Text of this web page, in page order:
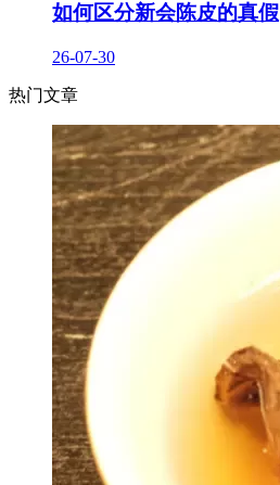
如何区分新会陈皮的真假
26-07-30
热门文章